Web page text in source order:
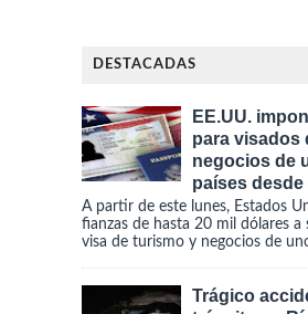
DESTACADAS
EE.UU.
para visados
negocios de
países
A partir de este lunes, Estados
fianzas de hasta 20 mil dólares a
visa de turismo y negocios de
Trágico